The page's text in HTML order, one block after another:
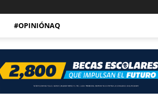
#OPINIÓNAQ